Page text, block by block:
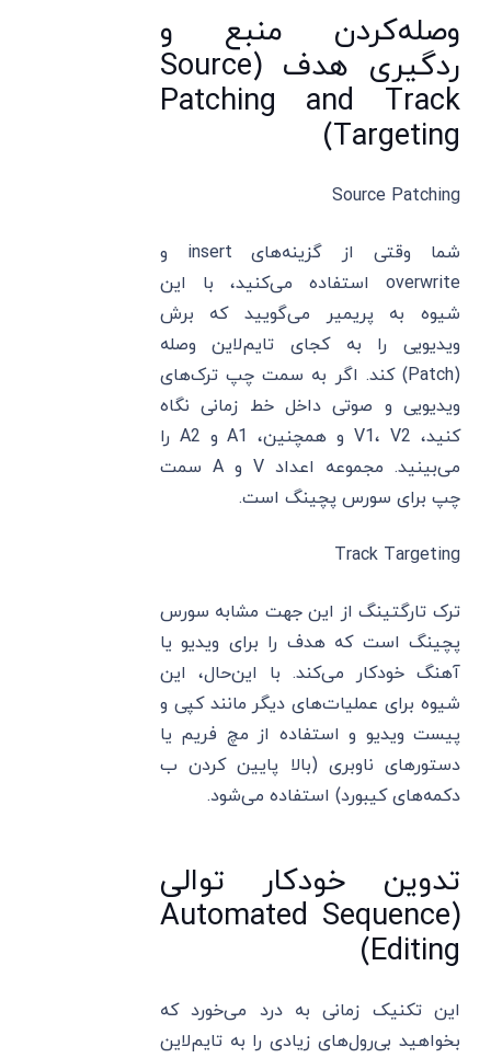
وصله‌کردن منبع و
ردگیری هدف (Source
Patching and Track
Targeting)
Source Patching
شما وقتی از گزینه‌های insert و
overwrite استفاده می‌کنید، با این
شیوه به پریمیر می‌گویید که برش
ویدیویی را به کجای تایم‌لاین وصله
(Patch) کند. اگر به سمت چپ ترک‌های
ویدیویی و صوتی داخل خط زمانی نگاه
کنید، V1، V2 و همچنین، A1 و A2 را
می‌بینید. مجموعه اعداد V و A سمت
چپ برای سورس پچینگ است.
Track Targeting
ترک تارگتینگ از این جهت مشابه سورس
پچینگ است که هدف را برای ویدیو یا
آهنگ خودکار می‌کند. با این‌حال، این
شیوه برای عملیات‌های دیگر مانند کپی و
پیست ویدیو و استفاده از مچ فریم یا
دستورهای ناوبری (بالا پایین کردن ب
دکمه‌های کیبورد) استفاده می‌شود.
تدوین خودکار توالی
(Automated Sequence
Editing)
این تکنیک زمانی به درد می‌خورد که
بخواهید بی‌رول‌های زیادی را به تایم‌لاین